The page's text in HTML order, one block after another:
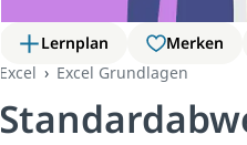
Lernplan Merken
Excel
Excel Grundlagen